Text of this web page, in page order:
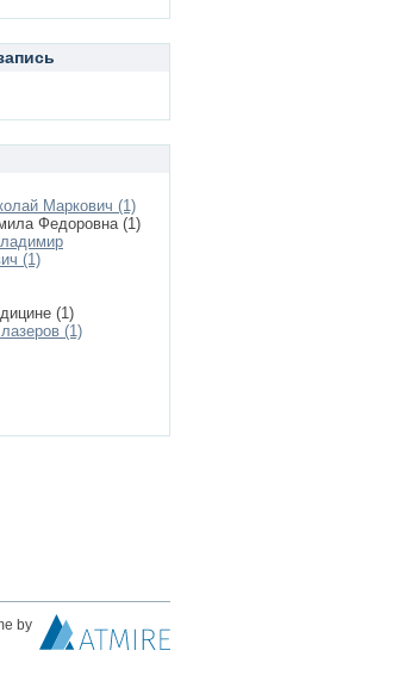
Маркович (1)
Федоровна (1)
(1)
(1)
(1)
by